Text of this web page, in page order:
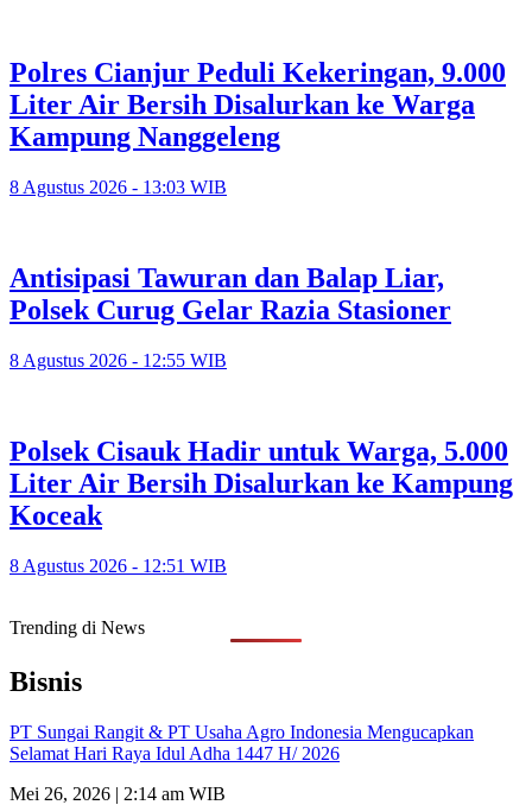
Polres Cianjur Peduli Kekeringan, 9.000
Liter Air Bersih Disalurkan ke Warga
Kampung Nanggeleng
8 Agustus 2026 - 13:03 WIB
Antisipasi Tawuran dan Balap Liar,
Polsek Curug Gelar Razia Stasioner
8 Agustus 2026 - 12:55 WIB
Polsek Cisauk Hadir untuk Warga, 5.000
Liter Air Bersih Disalurkan ke Kampung
Koceak
8 Agustus 2026 - 12:51 WIB
Trending di News
Bisnis
PT Sungai Rangit & PT Usaha Agro Indonesia Mengucapkan
Selamat Hari Raya Idul Adha 1447 H/ 2026
Mei 26, 2026 | 2:14 am WIB